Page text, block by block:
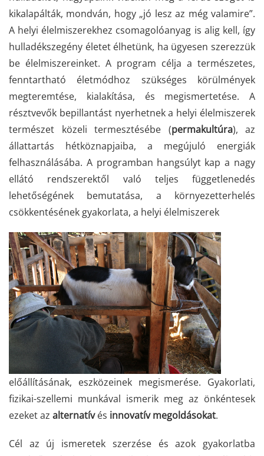
kikalapálták, mondván, hogy „jó lesz az még valamire”.
A helyi élelmiszerekhez csomagolóanyag is alig kell, így
hulladékszegény életet élhetünk, ha ügyesen szerezzük
be élelmiszereinket. A program célja a természetes,
fenntartható életmódhoz szükséges körülmények
megteremtése, kialakítása, és megismertetése. A
résztvevők bepillantást nyerhetnek a helyi élelmiszerek
természet közeli termesztésébe (permakultúra), az
állattartás hétköznapjaiba, a megújuló energiák
felhasználásába. A programban hangsúlyt kap a nagy
ellátó rendszerektől való teljes függetlenedés
lehetőségének bemutatása, a környezetterhelés
csökkentésének gyakorlata, a helyi élelmiszerek
előállításának, eszközeinek megismerése. Gyakorlati,
fizikai-szellemi munkával ismerik meg az önkéntesek
ezeket az alternatívés innovatív megoldásokat.
Cél az új ismeretek szerzése és azok gyakorlatba